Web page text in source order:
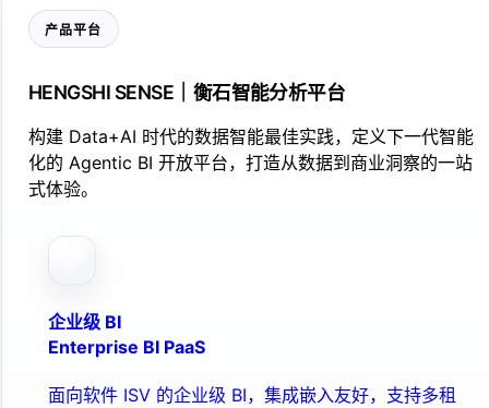
产品平台
HENGSHI SENSE｜衡石智能分析平台
构建 Data+AI 时代的数据智能最佳实践，定义下一代智能
化的 Agentic BI 开放平台，打造从数据到商业洞察的一站
式体验。
企业级 BI
Enterprise BI PaaS
面向软件 ISV 的企业级 BI，集成嵌入友好，支持多租